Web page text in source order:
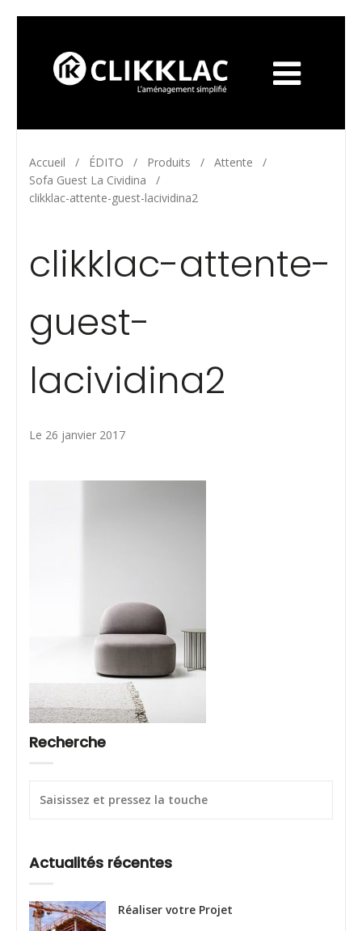
Accueil / ÉDITO / Produits / Attente /
Sofa Guest La Cividina /
clikklac-attente-guest-lacividina2
clikklac-attente-
guest-
lacividina2
Le 26 janvier 2017
Recherche
Actualités récentes
Réaliser votre Projet